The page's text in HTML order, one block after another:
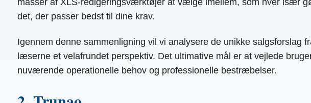
det, der passer bedst til dine krav.
Igennem denne sammenligning vil vi analysere de unikke
læserne et velafrundet perspektiv. Det ultimative mål er at vejlede
nuværende operationelle behov og professionelle bestræbelser.